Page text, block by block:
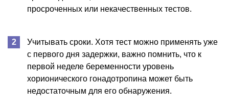
просроченных или некачественных тестов.
Учитывать сроки. Хотя тест можно применять уже
с первого дня задержки, важно помнить, что к
первой неделе беременности уровень
хорионического гонадотропина может быть
недостаточным для его обнаружения.